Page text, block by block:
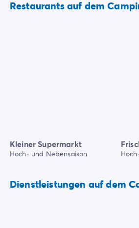
Restaurants auf dem
Kleiner Supermarkt
Hoch- und Nebensaison
Dienstleistungen auf dem